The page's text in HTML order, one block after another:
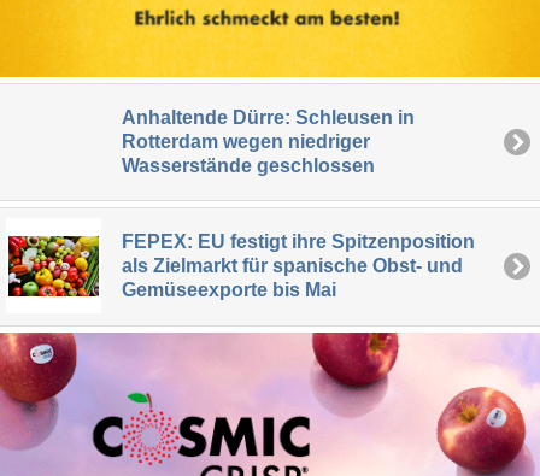
Anhaltende Dürre: Schleusen in
Rotterdam wegen niedriger
Wasserstände geschlossen
FEPEX: EU festigt ihre Spitzenposition
als Zielmarkt für spanische Obst- und
Gemüseexporte bis Mai